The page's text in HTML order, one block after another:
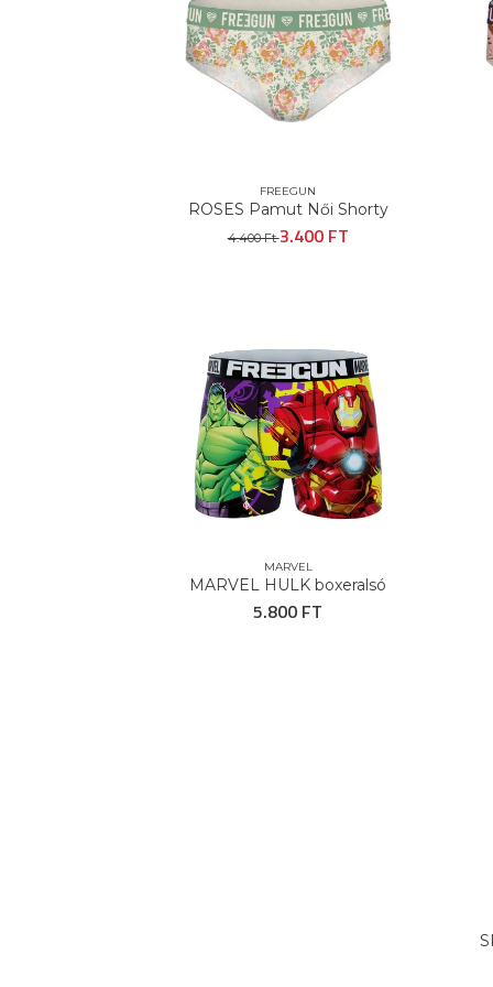
FREEGUN
ROSES Pamut Női Shorty
4.400 Ft3.400 FT
MARVEL
MARVEL HULK boxeralsó
5.800 FT